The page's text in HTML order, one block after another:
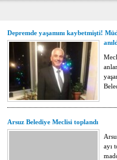
Depremde yaşamını kaybetmişti!
Arsuz Belediye Meclisi toplandı
ayı